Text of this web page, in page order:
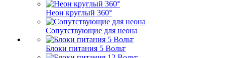
Неон круглый 360°
Сопутствующие для неона
Блоки питания 5 Вольт